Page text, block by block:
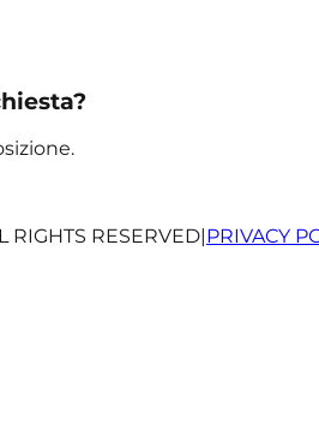
RIGHTS RESERVED|PRIVACY